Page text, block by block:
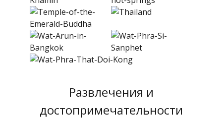
Развлечения и
достопримечательности